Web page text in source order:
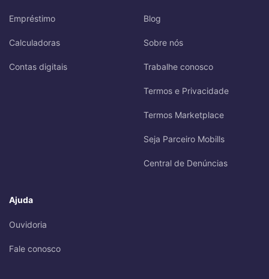
Empréstimo
Calculadoras
Contas digitais
Blog
Sobre nós
Trabalhe conosco
Termos e Privacidade
Termos Marketplace
Seja Parceiro Mobills
Central de Denúncias
Ajuda
Ouvidoria
Fale conosco